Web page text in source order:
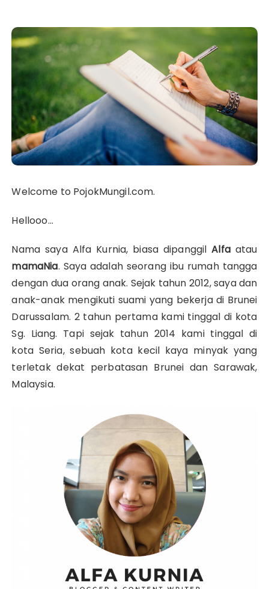
Welcome to PojokMungil.com.
Hellooo…
Nama saya Alfa Kurnia, biasa dipanggilAlfaatau
mamaNia. Saya adalah seorang ibu rumah tangga
dengan dua orang anak. Sejak tahun 2012, saya dan
anak-anak mengikuti suami yang bekerja di Brunei
Darussalam. 2 tahun pertama kami tinggal di kota
Sg. Liang. Tapi sejak tahun 2014 kami tinggal di
kota Seria, sebuah kota kecil kaya minyak yang
terletak dekat perbatasan Brunei dan Sarawak,
Malaysia.